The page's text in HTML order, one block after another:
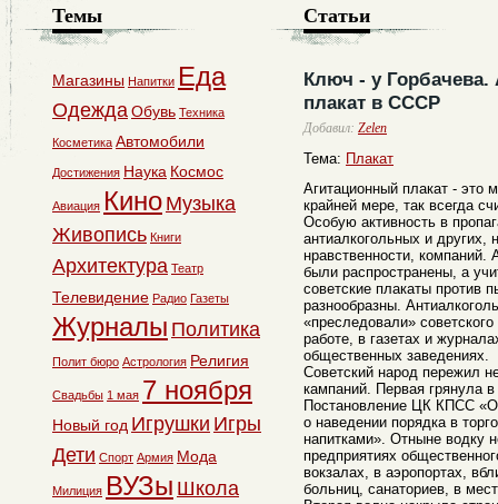
Статьи
Ключ - у Горбачева.
плакат в СССР
Добавил: Zelen
Тема: Плакат
Агитационный плакат - это
крайней мере, так всегда
Особую активность в
антиалкогольных и
нравственности,
были распространены, а
советские плакаты против
разнообразны.
«преследовали»
работе, в газетах и
общественных заведениях.
Советский народ пережил
кампаний. Первая грянула
Постановление ЦК КПСС
о наведении порядка в
напитками». Отныне водку
предприятиях
вокзалах, в аэропортах,
больниц, санаториев, в
Темы
Магазины Напитки Еда
ОдеждаОбувь Техника
Косметика Автомобили
Достижения Наука Космос
Авиация Кино Музыка
Живопись Книги
Архитектура Театр
Телевидение Радио Газеты
Журналы Политика
Полит бюро Астрология Религия
Свадьбы 1 мая 7 ноября
Новый год Игрушки Игры
Дети Спорт Армия Мода
Милиция ВУЗы Школа